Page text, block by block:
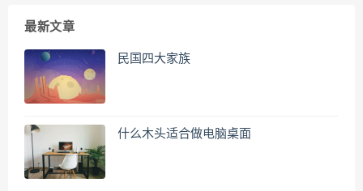
最新文章
民国四大家族
什么木头适合做电脑桌面